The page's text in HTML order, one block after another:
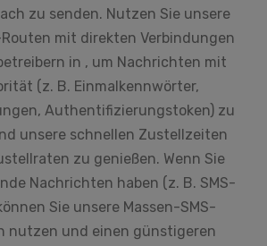
zu senden. Nutzen Sie unsere
mit direkten Verbindungen
in , um Nachrichten mit
(z. B. Einmalkennwörter,
Authentifizierungstoken) zu
unsere schnellen Zustellzeiten
zu genießen. Wenn Sie
Nachrichten haben (z. B. SMS-
Sie unsere Massen-SMS-
nutzen und einen günstigeren